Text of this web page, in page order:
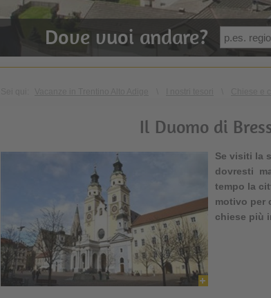
Dove vuoi andare?
Il Duomo di
Se visiti la
dovresti
tempo la
motivo per
chiese più